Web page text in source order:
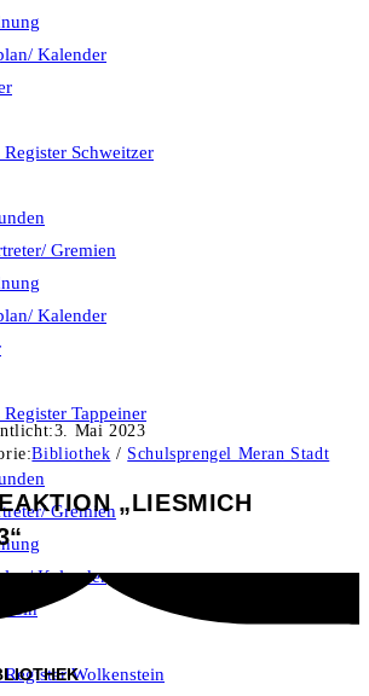
Kalender
Schweitzer
Gremien
Kalender
Tappeiner
Gremien
Kalender
Wolkenstein
3. Mai 2023
Bibliothek / Schulsprengel Meran Stadt
„LIESMICH